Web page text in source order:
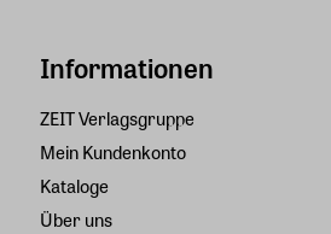
Informationen
ZEIT Verlagsgruppe
Mein Kundenkonto
Kataloge
Über uns